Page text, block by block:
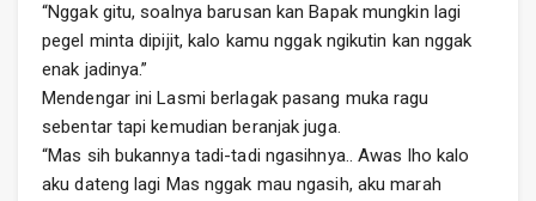
“Nggak gitu, soalnya barusan kan Bapak mungkin lagi
pegel minta dipijit, kalo kamu nggak ngikutin kan nggak
enak jadinya.”
Mendengar ini Lasmi berlagak pasang muka ragu
sebentar tapi kemudian beranjak juga.
“Mas sih bukannya tadi-tadi ngasihnya.. Awas lho kalo
aku dateng lagi Mas nggak mau ngasih, aku marah